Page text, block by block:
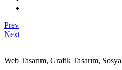
Prev
Next
Web Tasarım, Grafik Tasarım,